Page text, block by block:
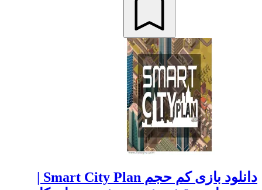
دانلود بازی کم حجم Smart City Plan |